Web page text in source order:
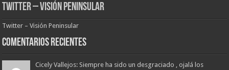
Twitter – Visión Peninsular
Twitter – Visión Peninsular
Comentarios Recientes
Cicely Vallejos: Siempre ha sido un desgraciado , ojalá los